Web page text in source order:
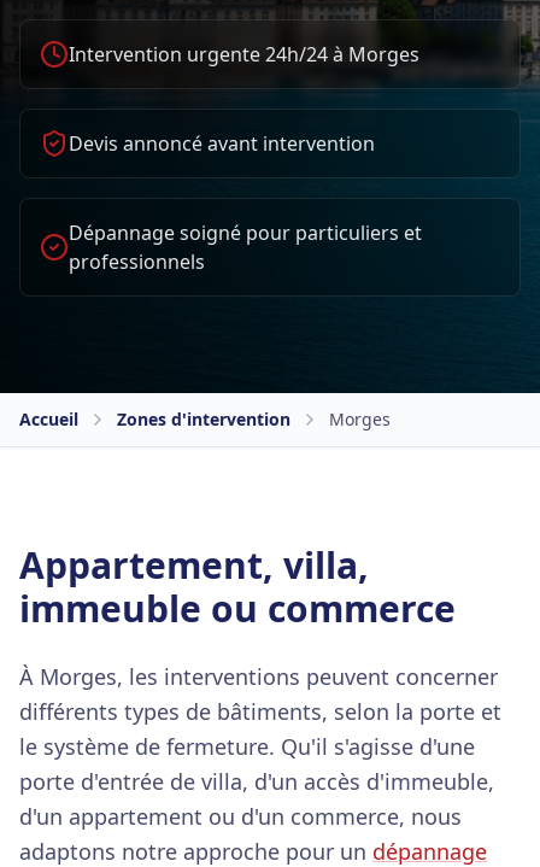
Intervention urgente 24h/24 à Morges
Devis annoncé avant intervention
Dépannage soigné pour particuliers et
professionnels
Accueil Zones d'intervention Morges
Appartement, villa,
immeuble ou commerce
À Morges, les interventions peuvent concerner
différents types de bâtiments, selon la porte et
le système de fermeture. Qu'il s'agisse d'une
porte d'entrée de villa, d'un accès d'immeuble,
d'un appartement ou d'un commerce, nous
adaptons notre approche pour un dépannage